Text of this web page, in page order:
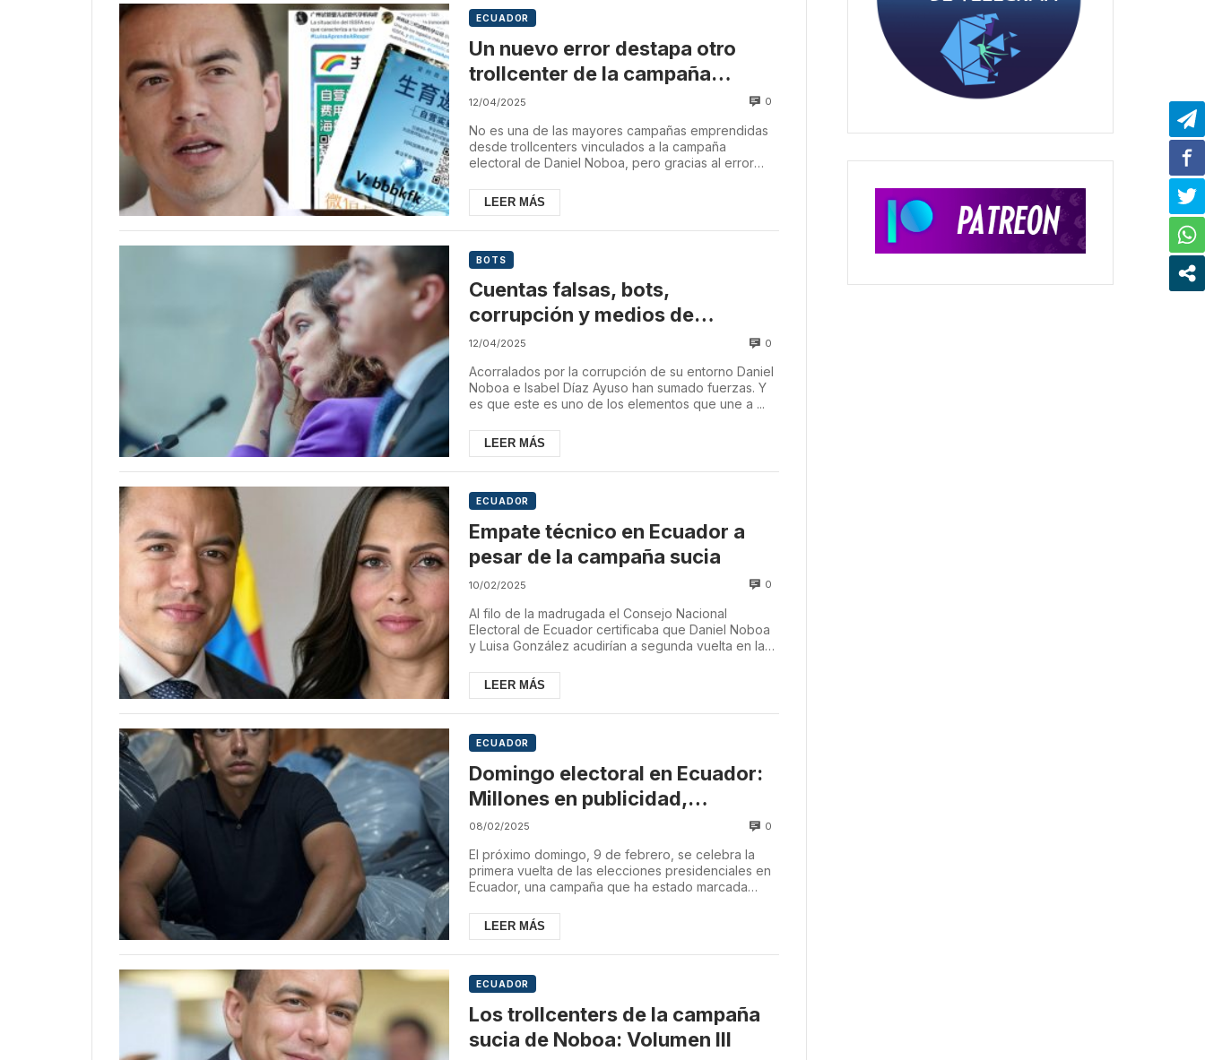
ECUADOR
Un nuevo error destapa otro
trollcenter de la campaña
electoral de Daniel Nobo
12/04/2025 0
No es una de las mayores campañas emprendidas
desde trollcenters vinculados a la campaña
electoral de Daniel Noboa, pero gracias al error
LEER MÁS
BOTS
Cuentas falsas, bots,
corrupción y medios de
desinformación: Lo que
comparten Ayuso y Noboa
12/04/2025 0
Acorralados por la corrupción de su entorno Daniel
Noboa e Isabel Díaz Ayuso han sumado fuerzas. Y
es que este es uno de los elementos que une a ...
LEER MÁS
ECUADOR
Empate técnico en Ecuador a
pesar de la campaña sucia
10/02/2025 0
Al filo de la madrugada el Consejo Nacional
Electoral de Ecuador certificaba que Daniel Noboa
y Luisa González acudirían a segunda vuelta en las
LEER MÁS
ECUADOR
Domingo electoral en Ecuador:
Millones en publicidad,
trollcenters, noticias falsas y
delitos electorales
08/02/2025 0
El próximo domingo, 9 de febrero, se celebra la
primera vuelta de las elecciones presidenciales en
Ecuador, una campaña que ha estado marcada
LEER MÁS
ECUADOR
Los trollcenters de la campaña
sucia de Noboa: Volumen III